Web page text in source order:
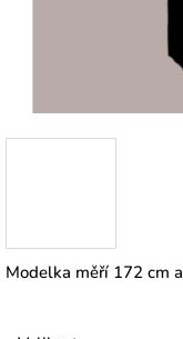
Modelka měří 172 cm